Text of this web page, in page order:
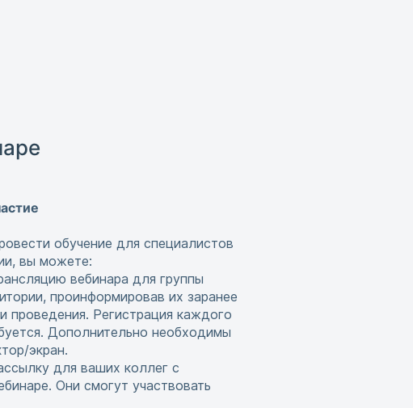
обучение для специалистов
вы можете:
вебинара для группы
проинформировав их заранее
проведения. Регистрация каждого
Дополнительно необходимы
экран.
для ваших коллег с
Они смогут участвовать